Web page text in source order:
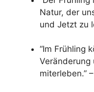
Natur, der
und Jetzt zu
“Im Frühling
Veränderung
miterleben.”